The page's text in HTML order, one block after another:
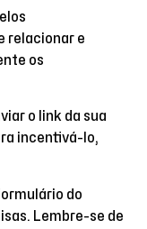
relacionar e
os
o link da sua
incentivá-lo,
do
Lembre-se de